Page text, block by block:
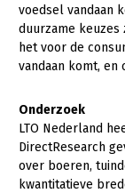
voedsel vandaan
duurzame keuzes
het voor de
vandaan komt,
Onderzoek
LTO Nederland
DirectResearch
over boeren,
kwantitatieve